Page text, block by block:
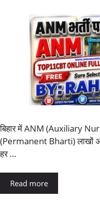
बिहार में ANM (Auxiliary
(Permanent Bharti) लाखों
हर …
Read more